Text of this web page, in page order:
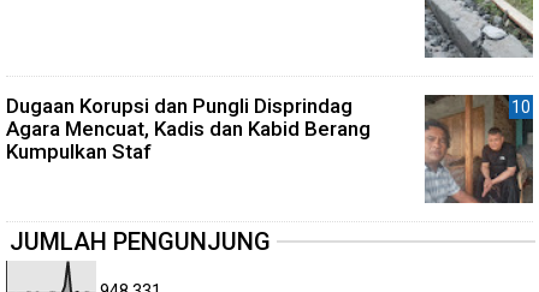
Dugaan Korupsi dan Pungli Disprindag
Agara Mencuat, Kadis dan Kabid Berang
Kumpulkan Staf
JUMLAH PENGUNJUNG